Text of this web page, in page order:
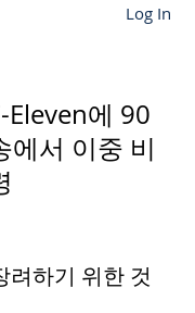
Log In
Eleven에 90
에서 이중 비
려하기 위한 것